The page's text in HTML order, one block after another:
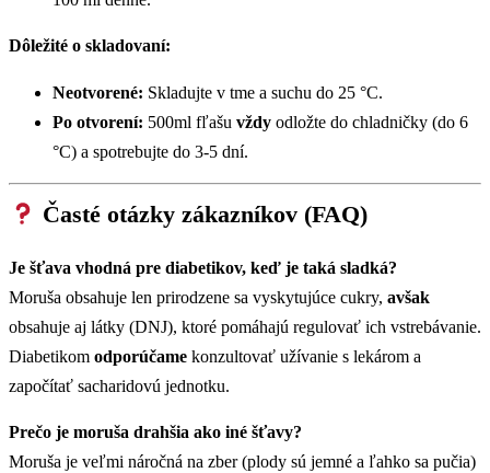
Dôležité o skladovaní:
Neotvorené: Skladujte v tme a suchu do 25 °C.
Po otvorení: 500ml fľašu vždy odložte do chladničky (do 6
°C) a spotrebujte do 3-5 dní.
Časté otázky zákazníkov (FAQ)
Je šťava vhodná pre diabetikov, keď je taká sladká?
Moruša obsahuje len prirodzene sa vyskytujúce cukry, avšak
obsahuje aj látky (DNJ), ktoré pomáhajú regulovať ich vstrebávanie.
Diabetikom odporúčame konzultovať užívanie s lekárom a
započítať sacharidovú jednotku.
Prečo je moruša drahšia ako iné šťavy?
Moruša je veľmi náročná na zber (plody sú jemné a ľahko sa pučia)